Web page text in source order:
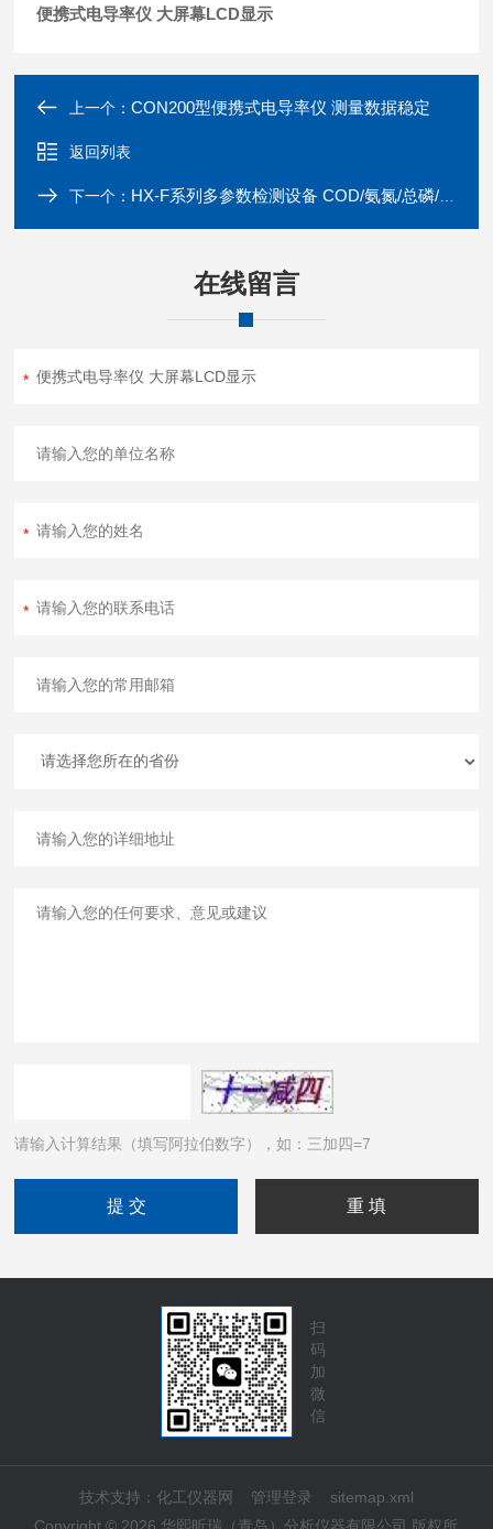
便携式电导率仪 大屏幕LCD显示
上一个：CON200型便携式电导率仪 测量数据稳定
返回列表
下一个： HX-F系列多参数检测设备 COD/氨氮/总磷/总氮测试仪
在线留言
请输入计算结果（填写阿拉伯数字），如：三加四=7
扫
码
加
微
信
技术支持： 化工仪器网 管理登录
sitemap.xml